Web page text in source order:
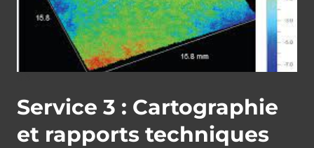
Service 3 : Cartographie
et rapports techniques